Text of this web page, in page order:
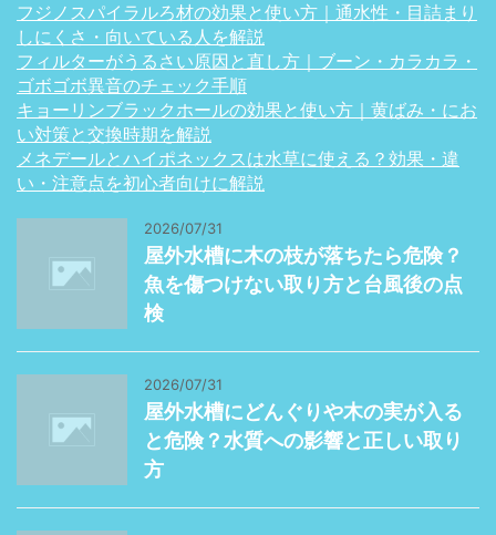
フジノスパイラルろ材の効果と使い方｜通水性・目詰まり
しにくさ・向いている人を解説
フィルターがうるさい原因と直し方｜ブーン・カラカラ・
ゴボゴボ異音のチェック手順
キョーリンブラックホールの効果と使い方｜黄ばみ・にお
い対策と交換時期を解説
メネデールとハイポネックスは水草に使える？効果・違
い・注意点を初心者向けに解説
2026/07/31
屋外水槽に木の枝が落ちたら危険？
魚を傷つけない取り方と台風後の点
検
2026/07/31
屋外水槽にどんぐりや木の実が入る
と危険？水質への影響と正しい取り
方